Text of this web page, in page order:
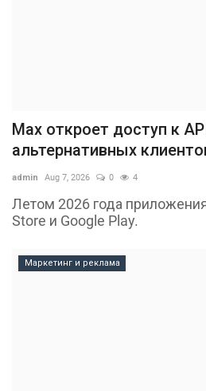
Max откроет доступ к
альтернативных
admin Aug 7, 2026 0 4
Летом 2026 года
Store и Google Play.
Маркетинг и реклама